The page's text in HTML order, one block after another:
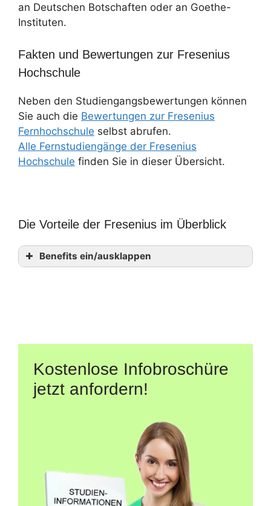
an Deutschen Botschaften oder an Goethe-
Instituten.
Fakten und Bewertungen zur Fresenius
Hochschule
Neben den Studiengangsbewertungen können
Sie auch die Bewertungen zur Fresenius
Fernhochschule selbst abrufen.
Alle Fernstudiengänge der Fresenius
Hochschule finden Sie in dieser Übersicht.
Die Vorteile der Fresenius im Überblick
Benefits ein/ausklappen
Kostenlose Infobroschüre
jetzt anfordern!